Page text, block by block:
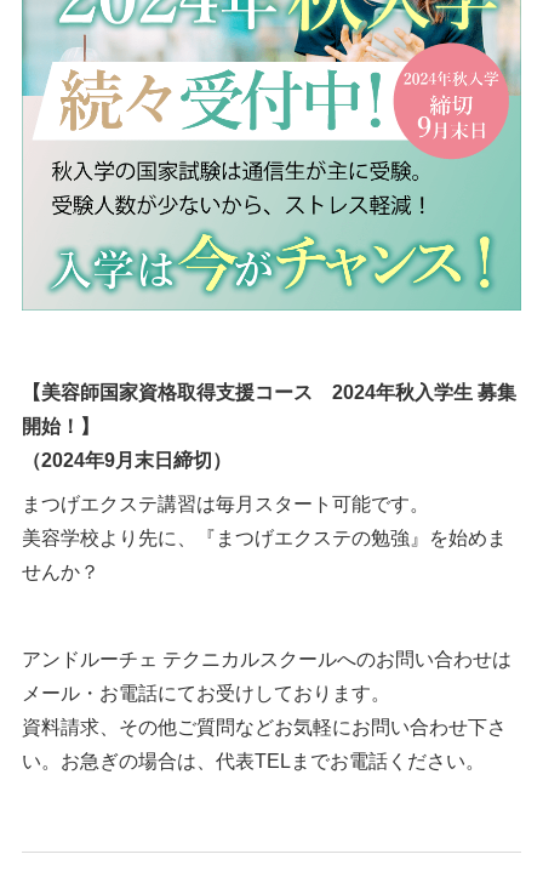
【美容師国家資格取得支援コース 2024年秋入学生 募集
開始！】
（2024年9月末日締切）
まつげエクステ講習は毎月スタート可能です。
美容学校より先に、『まつげエクステの勉強』を始めま
せんか？
アンドルーチェ テクニカルスクールへのお問い合わせは
メール・お電話にてお受けしております。
資料請求、その他ご質問などお気軽にお問い合わせ下さ
い。お急ぎの場合は、代表TELまでお電話ください。